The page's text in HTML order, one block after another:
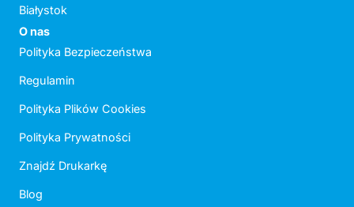
Białystok
O nas
Polityka Bezpieczeństwa
Regulamin
Polityka Plików Cookies
Polityka Prywatności
Znajdź Drukarkę
Blog